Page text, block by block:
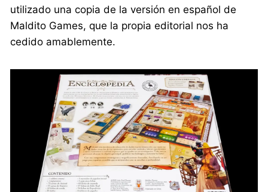
utilizado una copia de la versión en español de
Maldito Games, que la propia editorial nos ha
cedido amablemente.